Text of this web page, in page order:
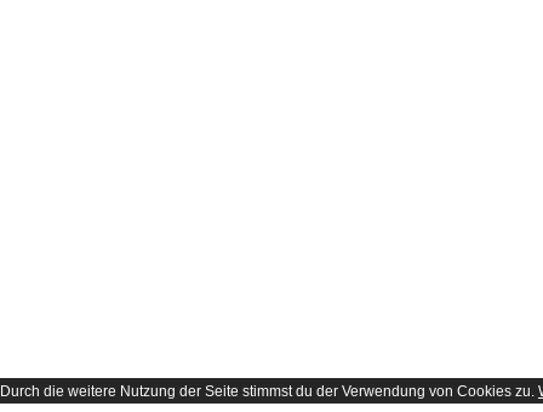
Durch die weitere Nutzung der Seite stimmst du der Verwendung von Cookies zu.